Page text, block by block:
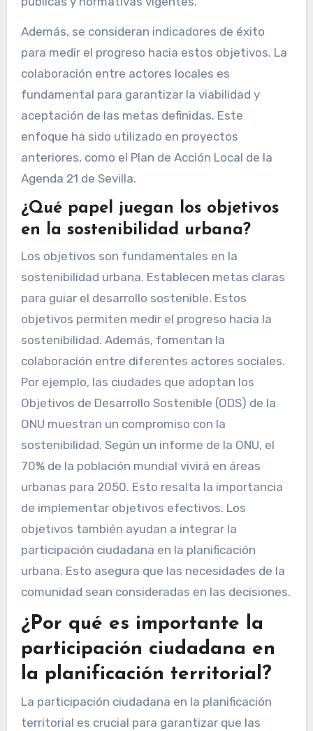
Además, se consideran indicadores de éxito
para medir el progreso hacia estos objetivos. La
colaboración entre actores locales es
fundamental para garantizar la viabilidad y
aceptación de las metas definidas. Este
enfoque ha sido utilizado en proyectos
anteriores, como el Plan de Acción Local de la
Agenda 21 de Sevilla.
¿Qué papel juegan los objetivos
en la sostenibilidad urbana?
Los objetivos son fundamentales en la
sostenibilidad urbana. Establecen metas claras
para guiar el desarrollo sostenible. Estos
objetivos permiten medir el progreso hacia la
sostenibilidad. Además, fomentan la
colaboración entre diferentes actores sociales.
Por ejemplo, las ciudades que adoptan los
Objetivos de Desarrollo Sostenible (ODS) de la
ONU muestran un compromiso con la
sostenibilidad. Según un informe de la ONU, el
70% de la población mundial vivirá en áreas
urbanas para 2050. Esto resalta la importancia
de implementar objetivos efectivos. Los
objetivos también ayudan a integrar la
participación ciudadana en la planificación
urbana. Esto asegura que las necesidades de la
comunidad sean consideradas en las decisiones.
¿Por qué es importante la
participación ciudadana en
la planificación territorial?
La participación ciudadana en la planificación
territorial es crucial para garantizar que las